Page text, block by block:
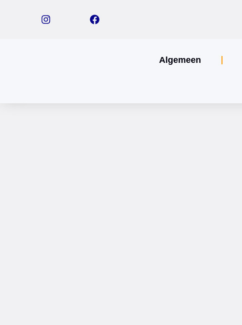
Algemeen